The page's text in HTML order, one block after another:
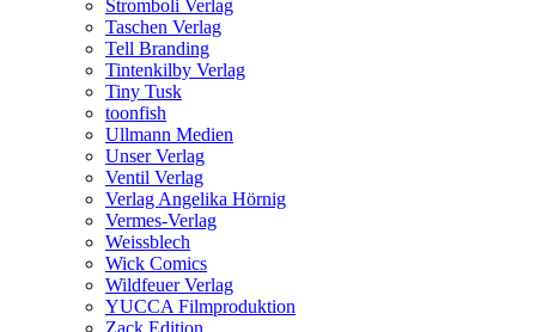
Stromboli Verlag
Taschen Verlag
Tell Branding
Tintenkilby Verlag
Tiny Tusk
toonfish
Ullmann Medien
Unser Verlag
Ventil Verlag
Verlag Angelika Hörnig
Vermes-Verlag
Weissblech
Wick Comics
Wildfeuer Verlag
YUCCA Filmproduktion
Zack Edition